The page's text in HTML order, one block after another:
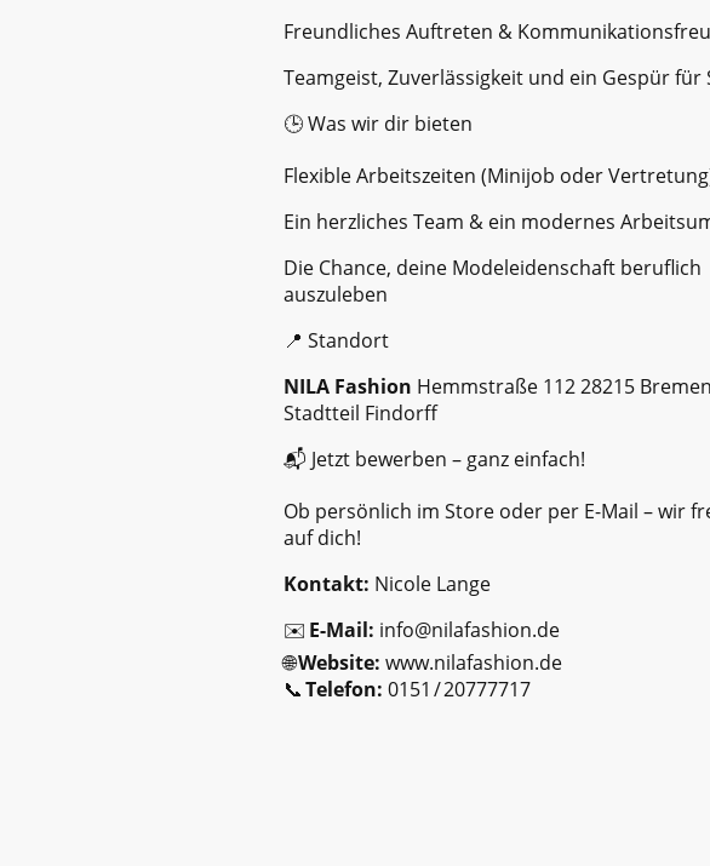
Freundliches Auftreten &
Teamgeist, Zuverlässigkeit und ein Gespür für
🕒 Was wir dir bieten
Flexible Arbeitszeiten (Minijob oder
Ein herzliches Team & ein modernes
Die Chance, deine Modeleidenschaft beruflich
auszuleben
📍 Standort
NILA Fashion Hemmstraße 112 28215
Stadtteil Findorff
📬 Jetzt bewerben – ganz einfach!
Ob persönlich im Store oder per E-Mail – wir
auf dich!
Kontakt: Nicole Lange
✉️ E-Mail: info@nilafashion.de
🌐Website: www.nilafashion.de
📞Telefon: 0151 / 20777717